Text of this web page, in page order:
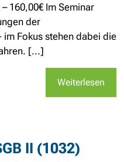
160,00€ Im Seminar
der
Fokus stehen dabei die
[...]
Weiterlesen
II (1032)